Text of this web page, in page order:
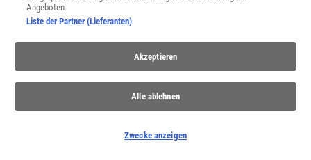
Anzeige
Angeboten.
Liste der Partner (Lieferanten)
Akzeptieren
Alle ablehnen
Zwecke anzeigen